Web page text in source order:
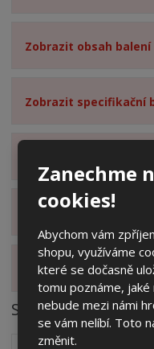
Zanechme
cookies!
Abychom vám
shopu, využíváme
které se dočasně
tomu poznáme,
nebude mezi námi
se vám nelíbí. Toto
změnit.
Zobrazit obsah balení
Zobrazit specifikační
Zobrazit alternativní
Soubory ke stažení